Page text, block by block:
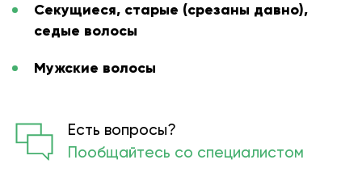
Секущиеся, старые (срезаны давно),
седые волосы
Мужские волосы
Есть вопросы?
Пообщайтесь со специалистом